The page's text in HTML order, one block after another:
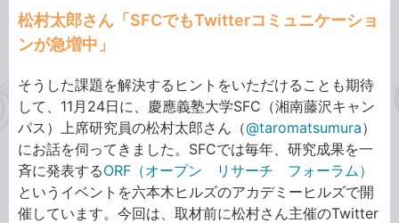
松村太郎さん「SFCでもTwitterコミュニケーショ
ンが急増中」
そうした課題を解決するヒントをいただけることも期待
して、11月24日に、慶應義塾大学SFC（湘南藤沢キャン
パス）上席研究員の松村太郎さん（@taromatsumura）
にお話を伺ってきました。SFCでは毎年、研究成果を一
斉に発表するORF（オープン リサーチ フォーラム）
というイベントを六本木ヒルズのアカデミーヒルズで開
催しています。今回は、取材前に松村さん主催のTwitter